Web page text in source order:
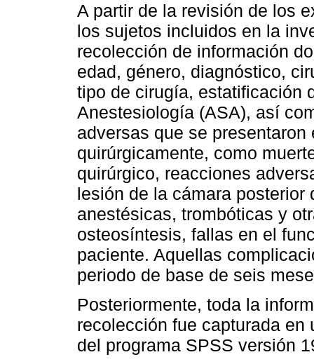
A partir de la revisión de los
los sujetos incluidos en la
recolección de información
edad, género, diagnóstico,
tipo de cirugía, estatificación
Anestesiología (ASA), así
adversas que se
quirúrgicamente, como
quirúrgico, reacciones
lesión de la cámara
anestésicas, trombóticas y
osteosíntesis, fallas en el
paciente. Aquellas
periodo de base de seis
Posteriormente, toda la
recolección fue capturada
del programa SPSS versión